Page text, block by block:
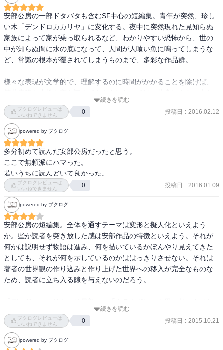
か、心に残った。
「飢えた皮膚」は、ただ怖い。
「闖入者」は民主主義の多数決に対する警鐘なのかな？ある日、家
族が家や生活、お金を乗っ取り、反抗すると多数決による正義を主
ころだ。死の商人についての話。
安部公房の一部ドタバタも含むSF中心の短編集。青年が突然、珍し
い木「デンドロカカリヤ」に変化する。夜中に突然現れた見知らぬ
家族によって家が乗っ取られるなど、わかりやすい恐怖から、世の
中が知らぬ間に水の底になって、人間が人喰い魚に鳴ってしまうな
ど、常識の根本が覆されてしまうものまで、多彩な作品群。
様々な表現が文学的で、理解するのに時間がかかることを除けば、
感じるであろう。特に気になるのは、作中人物の思考だと思って読
んでいると、急に第三者の視点のような表現が織り込まれるとこ
ろ。
こういう作品群から、現代文の問題を出されたら、絶対解けない自
信がある。
それはそうと、いくら文学的な表現が多くとも、この本全部がエン
ターテインメントである。面白くて楽しくて恐い。おそらく作者も
楽しんで書いていたはずで、そこを踏まえて、ついている解説が結
構的はずれではないかと思うのだが、読まなきゃ良いんだな。
続きを読む
ブクログレビューは
いいねできません
0 投稿日 : 2016.02.12
powered by ブクログ
多分初めて読んだ安部公房だったと思う。
ここで無頼派にハマった。
若いうちに読んどいて良かった。
ブクログレビューは
いいねできません
0 投稿日 : 2016.01.09
powered by ブクログ
安部公房の短編集。全体を通すテーマは変形と擬人化といえよう
か。些か読者を突き放した感は安部作品の特徴といえよう。それが
何かは説明せず物語は進み、何を描いているかぼんやり見えてきた
としても、それが何を示しているのかははっきりさせない。それは
著者の世界観の作り込みと作り上げた世界への移入が完全なものな
ため、読者に立ち入る隙を与えないのだろう。
が、あちらが童話的なのに対しこちらは寓話的である。しかし何を
風刺しているかは筆者にしかわからない。それでよいのだ。何か異
次元の世界を描き、読者が一端を垣間見る、それが安部公房作品の
楽しみ方でもあるのだから。
続きを読む
ブクログレビューは
いいねできません
0 投稿日 : 2015.10.21
powered by ブクログ